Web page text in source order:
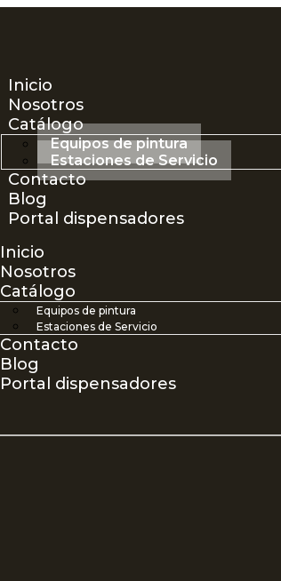
Inicio
Nosotros
Catálogo
Equipos de pintura
Estaciones de Servicio
Contacto
Blog
Portal dispensadores
Inicio
Nosotros
Catálogo
Equipos de pintura
Estaciones de Servicio
Contacto
Blog
Portal dispensadores